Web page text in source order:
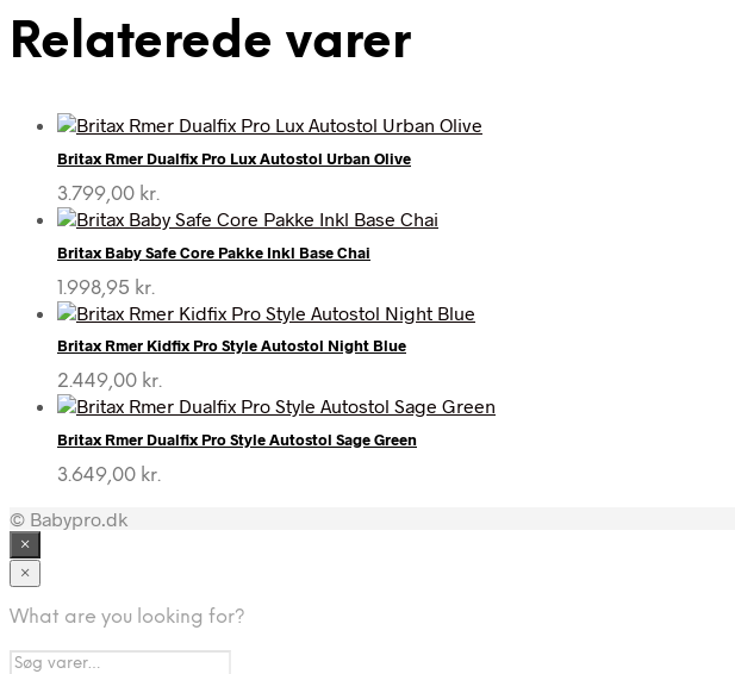
Relaterede varer
Britax Rmer Dualfix Pro Lux Autostol Urban Olive
3.799,00 kr.
Britax Baby Safe Core Pakke Inkl Base Chai
1.998,95 kr.
Britax Rmer Kidfix Pro Style Autostol Night Blue
2.449,00 kr.
Britax Rmer Dualfix Pro Style Autostol Sage Green
3.649,00 kr.
© Babypro.dk
×
×
What are you looking for?